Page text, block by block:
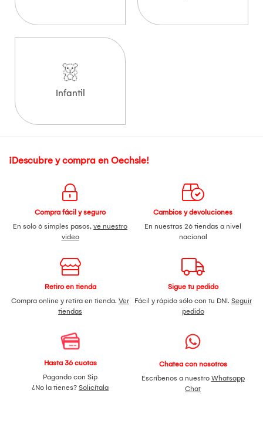
Infantil
¡Descubre y compra en Oechsle!
Compra fácil y seguro
En solo 6 simples pasos, ve nuestro
video
Cambios y devoluciones
En nuestras 26 tiendas a nivel
nacional
Retiro en tienda
Compra online y retira en tienda. Ver
tiendas
Sigue tu pedido
Fácil y rápido sólo con tu DNI. Seguir
pedido
Hasta 36 cuotas
Pagando con Sip
¿No la tienes? Solicítala
Chatea con nosotros
Escríbenos a nuestro Whatsapp
Chat